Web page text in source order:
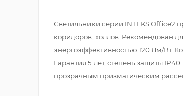
Светильники серии INTEKS Office2
коридоров, холлов. Рекомендован
энергоэффективностью 120 Лм/Вт.
Гарантия 5 лет, степень защиты
прозрачным призматическим